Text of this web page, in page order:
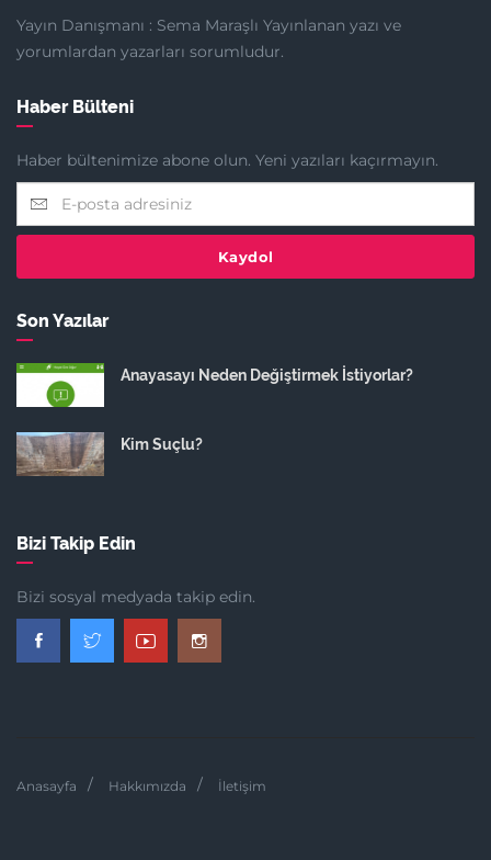
Yayın Danışmanı : Sema Maraşlı Yayınlanan yazı ve
yorumlardan yazarları sorumludur.
Haber Bülteni
Haber bültenimize abone olun. Yeni yazıları kaçırmayın.
Kaydol
Son Yazılar
Anayasayı Neden Değiştirmek İstiyorlar?
Kim Suçlu?
Bizi Takip Edin
Bizi sosyal medyada takip edin.
Anasayfa Hakkımızda İletişim